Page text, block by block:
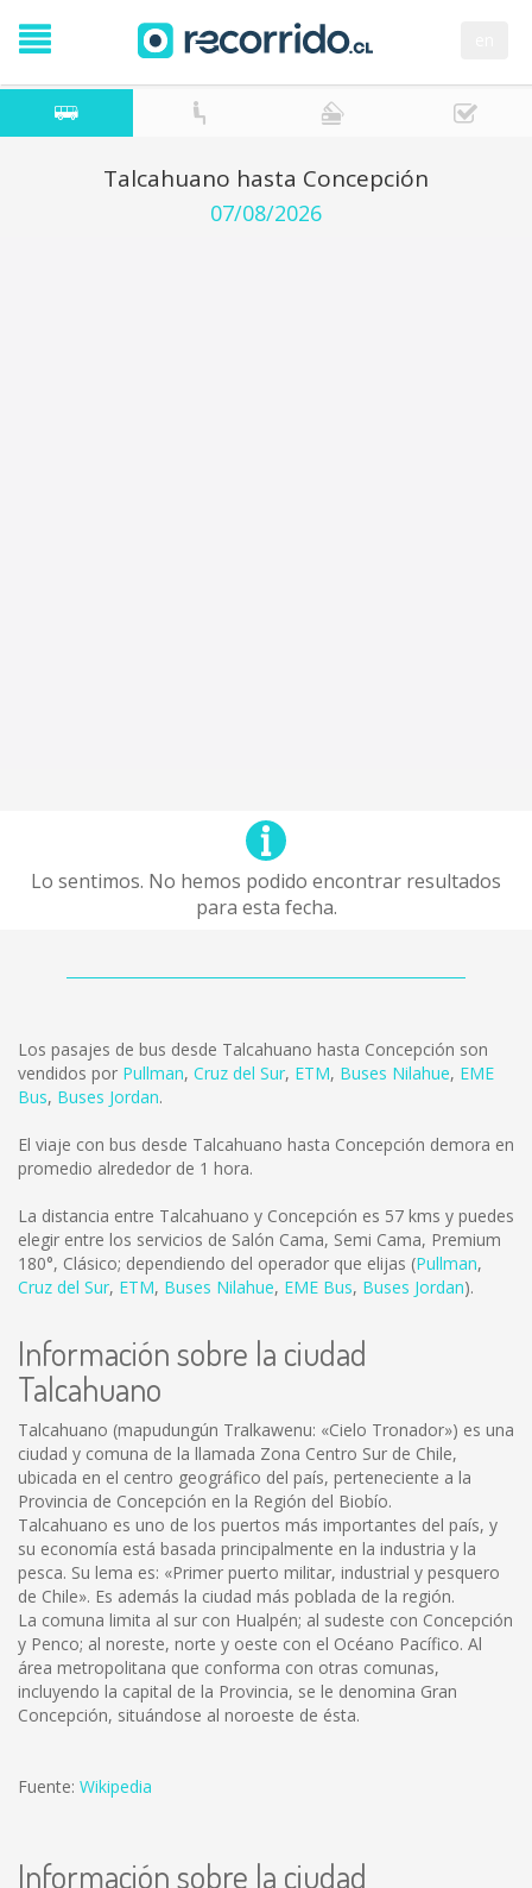
Talcahuano hasta Concepción
07/08/2026
Lo sentimos. No hemos podido encontrar resultados
para esta fecha.
Los pasajes de bus desde Talcahuano hasta Concepción son
vendidos por Pullman, Cruz del Sur, ETM, Buses Nilahue, EME
Bus, Buses Jordan.
El viaje con bus desde Talcahuano hasta Concepción demora en
promedio alrededor de 1 hora.
La distancia entre Talcahuano y Concepción es 57 kms y puedes
elegir entre los servicios de Salón Cama, Semi Cama, Premium
180°, Clásico; dependiendo del operador que elijas (Pullman,
Cruz del Sur, ETM, Buses Nilahue, EME Bus, Buses Jordan).
Información sobre la ciudad
Talcahuano
Talcahuano (mapudungún Tralkawenu: «Cielo Tronador») es una
ciudad y comuna de la llamada Zona Centro Sur de Chile,
ubicada en el centro geográfico del país, perteneciente a la
Provincia de Concepción en la Región del Biobío.
Talcahuano es uno de los puertos más importantes del país, y
su economía está basada principalmente en la industria y la
pesca. Su lema es: «Primer puerto militar, industrial y pesquero
de Chile». Es además la ciudad más poblada de la región.
La comuna limita al sur con Hualpén; al sudeste con Concepción
y Penco; al noreste, norte y oeste con el Océano Pacífico. Al
área metropolitana que conforma con otras comunas,
incluyendo la capital de la Provincia, se le denomina Gran
Concepción, situándose al noroeste de ésta.
Fuente: Wikipedia
Información sobre la ciudad